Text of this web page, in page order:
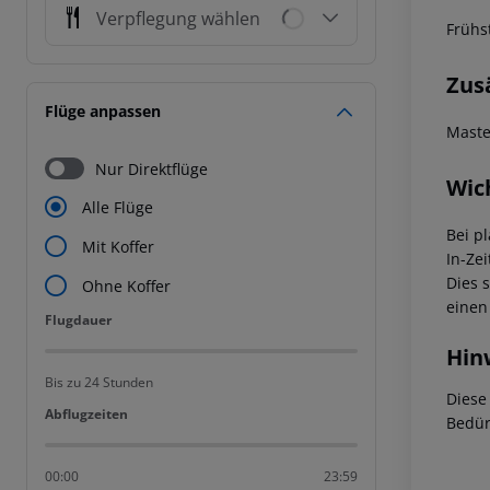
Verpflegung wählen
Flüge anpassen
Nur Direktflüge
Alle Flüge
Mit Koffer
Ohne Koffer
Flugdauer
Flugdauer
Bis zu 24 Stunden
Abflugzeiten
Abflugzeiten
00:00 23:59
Bei
In-
Dies